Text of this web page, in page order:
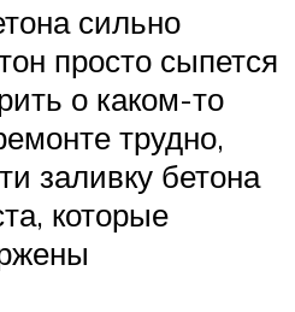
сильно
просто сыпется
о каком-то
трудно,
заливку бетона
которые